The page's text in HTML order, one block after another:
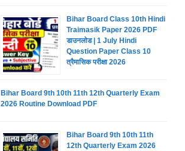
Bihar Board Class 10th Hindi
Traimasik Paper 2026 PDF
डाउनलोड | 1 July Hindi
Question Paper Class 10
त्रैमासिक परीक्षा 2026
Bihar Board 9th 10th 11th 12th Quarterly Exam
2026 Routine Download PDF
Bihar Board 9th 10th 11th
12th Quarterly Exam 2026